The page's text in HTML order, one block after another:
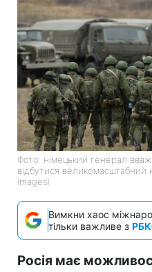
Фото: німецький генерал
відбутися
Images)
Вимкни хаос
тільки важливе з
Росія має